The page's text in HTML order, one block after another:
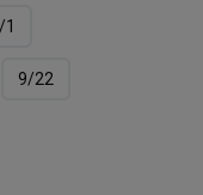
1
9/22